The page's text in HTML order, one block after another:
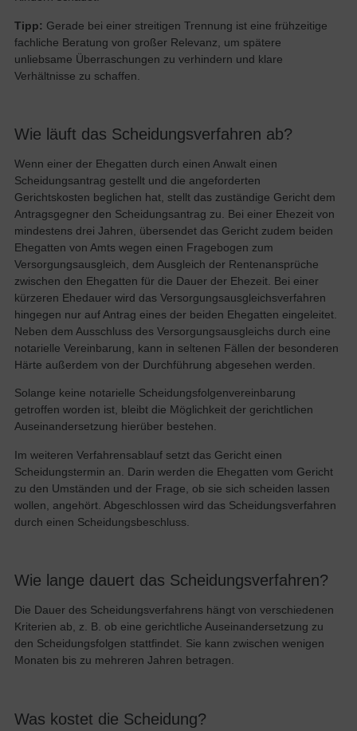
Tipp: Gerade bei einer streitigen Trennung ist eine frühzeitige
fachliche Beratung von großer Relevanz, um spätere
unliebsame Überraschungen zu verhindern und klare
Verhältnisse zu schaffen.
Wie läuft das Scheidungsverfahren ab?
Wenn einer der Ehegatten durch einen Anwalt einen
Scheidungsantrag gestellt und die angeforderten
Gerichtskosten beglichen hat, stellt das zuständige Gericht dem
Antragsgegner den Scheidungsantrag zu. Bei einer Ehezeit von
mindestens drei Jahren, übersendet das Gericht zudem beiden
Ehegatten von Amts wegen einen Fragebogen zum
Versorgungsausgleich, dem Ausgleich der Rentenansprüche
zwischen den Ehegatten für die Dauer der Ehezeit. Bei einer
kürzeren Ehedauer wird das Versorgungsausgleichsverfahren
hingegen nur auf Antrag eines der beiden Ehegatten eingeleitet.
Neben dem Ausschluss des Versorgungsausgleichs durch eine
notarielle Vereinbarung, kann in seltenen Fällen der besonderen
Härte außerdem von der Durchführung abgesehen werden.
Solange keine notarielle Scheidungsfolgenvereinbarung
getroffen worden ist, bleibt die Möglichkeit der gerichtlichen
Auseinandersetzung hierüber bestehen.
Im weiteren Verfahrensablauf setzt das Gericht einen
Scheidungstermin an. Darin werden die Ehegatten vom Gericht
zu den Umständen und der Frage, ob sie sich scheiden lassen
wollen, angehört. Abgeschlossen wird das Scheidungsverfahren
durch einen Scheidungsbeschluss.
Wie lange dauert das Scheidungsverfahren?
Die Dauer des Scheidungsverfahrens hängt von verschiedenen
Kriterien ab, z. B. ob eine gerichtliche Auseinandersetzung zu
den Scheidungsfolgen stattfindet. Sie kann zwischen wenigen
Monaten bis zu mehreren Jahren betragen.
Was kostet die Scheidung?